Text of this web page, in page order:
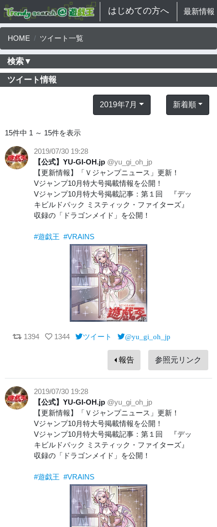
はじめての方へ 最新情報
HOME ツイート一覧
検索▼
ツイート情報
2019年7月 新着順
15件中 1 ～ 15件を表示
2019/07/30 19:28
【公式】YU-GI-OH.jp @yu_gi_oh_jp
【更新情報】「Ｖジャンプニュース」更新！
Vジャンプ10月特大号掲載情報を公開！
Vジャンプ10月特大号掲載記事：第１回 『デッ
キビルドパック ミスティック・ファイターズ』
収録の「ドラゴンメイド」を公開！
#遊戯王 #VRAINS
1394 1344 ツイート @yu_gi_oh_jp
報告 参照元リンク
2019/07/30 19:28
【公式】YU-GI-OH.jp @yu_gi_oh_jp
【更新情報】「Ｖジャンプニュース」更新！
Vジャンプ10月特大号掲載情報を公開！
Vジャンプ10月特大号掲載記事：第１回 『デッ
キビルドパック ミスティック・ファイターズ』
収録の「ドラゴンメイド」を公開！
#遊戯王 #VRAINS